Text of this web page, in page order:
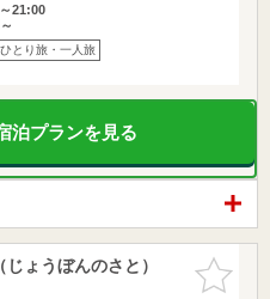
21:00
ひとり旅・一人旅
泊プランを見る
お気に入
りに追加
ょうぼんのさと）